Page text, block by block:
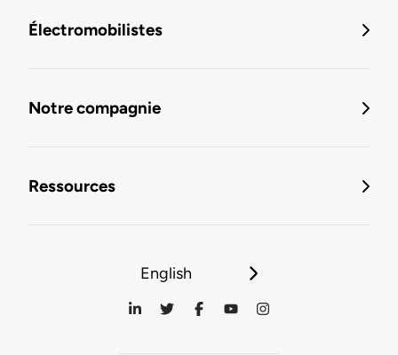
Électromobilistes
Notre compagnie
Ressources
English